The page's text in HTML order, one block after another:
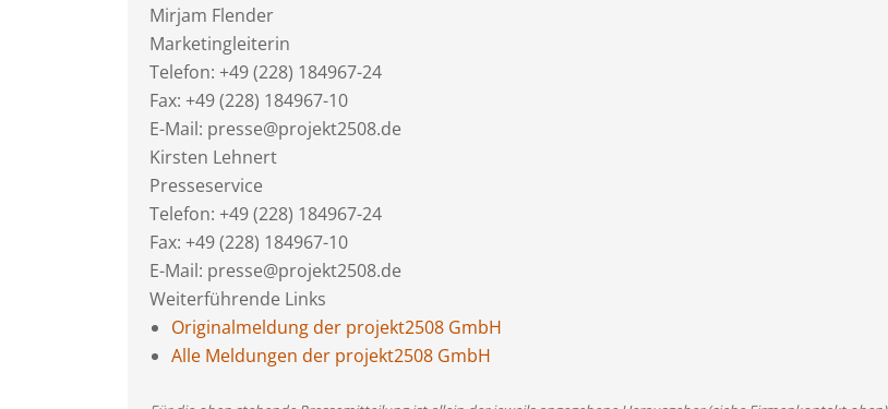
Mirjam Flender
Marketingleiterin
Telefon: +49 (228) 184967-24
Fax: +49 (228) 184967-10
E-Mail: presse@projekt2508.de
Kirsten Lehnert
Presseservice
Telefon: +49 (228) 184967-24
Fax: +49 (228) 184967-10
E-Mail: presse@projekt2508.de
Weiterführende Links
Originalmeldung der projekt2508 GmbH
Alle Meldungen der projekt2508 GmbH